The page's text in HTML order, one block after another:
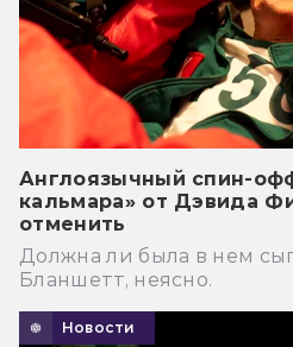
Англоязычный спин-
кальмара» от Дэвида
отменить
Должна ли была в нем
Бланшетт, неясно.
Новости